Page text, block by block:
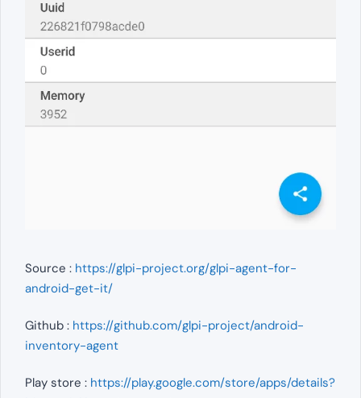
Source : https://glpi-project.org/glpi-agent-for-
android-get-it/
Github : https://github.com/glpi-project/android-
inventory-agent
Play store : https://play.google.com/store/apps/details?